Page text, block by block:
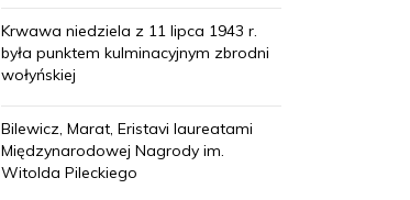
Krwawa niedziela z 11 lipca 1943 r.
była punktem kulminacyjnym zbrodni
wołyńskiej
Bilewicz, Marat, Eristavi laureatami
Międzynarodowej Nagrody im.
Witolda Pileckiego